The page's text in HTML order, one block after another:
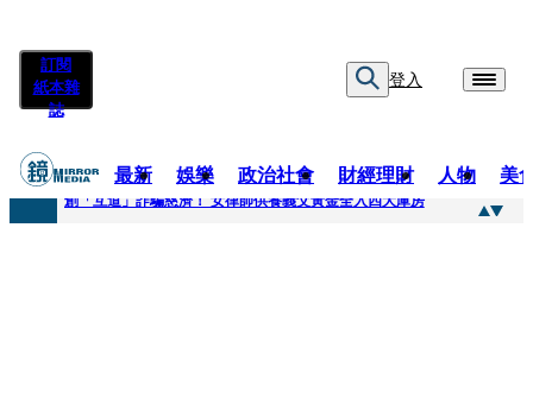
訂閱
紙本雜
誌
登入
最新 娛樂 政治社會 財經理財 人物 美
快訊
創「互道」詐騙慈濟！ 女律師供養義父黃金全入四大庫房